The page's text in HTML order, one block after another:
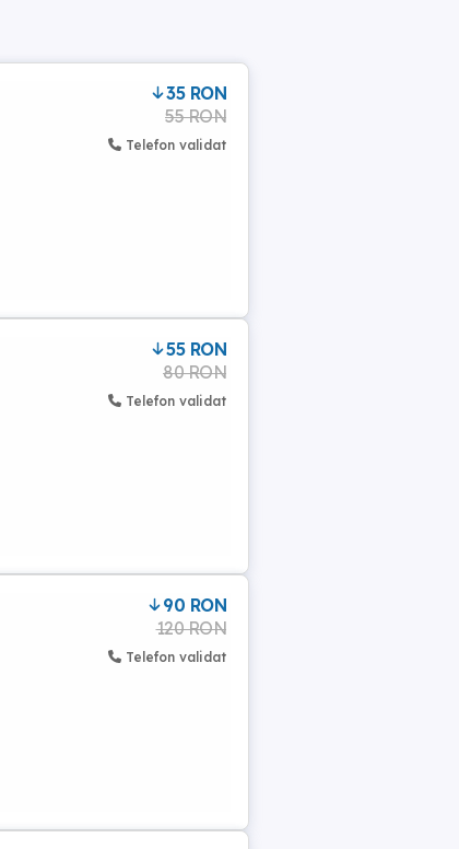
35 RON
55 RON
Telefon validat
55 RON
80 RON
Telefon validat
90 RON
120 RON
Telefon validat